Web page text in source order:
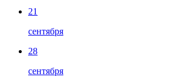
21
сентября
28
сентября